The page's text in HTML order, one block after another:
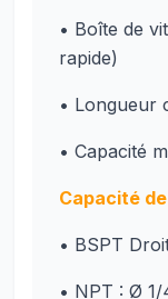
• Boîte de
rapide)
• Longueur
• Capacité
Capacité
• BSPT
• NPT : Ø